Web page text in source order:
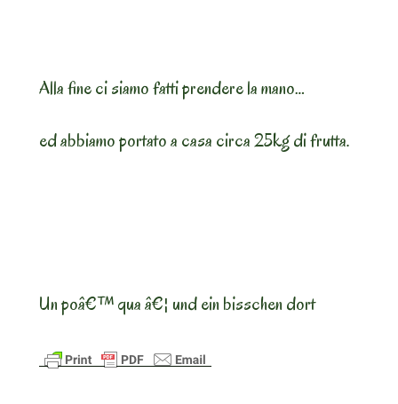
Alla fine ci siamo fatti prendere la mano…
ed abbiamo portato a casa circa 25kg di frutta.
Un poâ€™ qua â€¦ und ein bisschen dort